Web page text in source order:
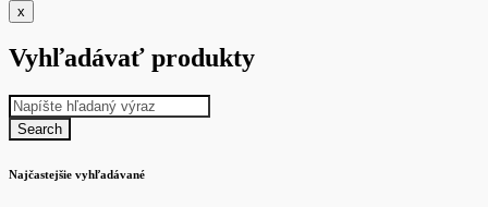
x
Vyhľadávať produkty
Najčastejšie vyhľadávané